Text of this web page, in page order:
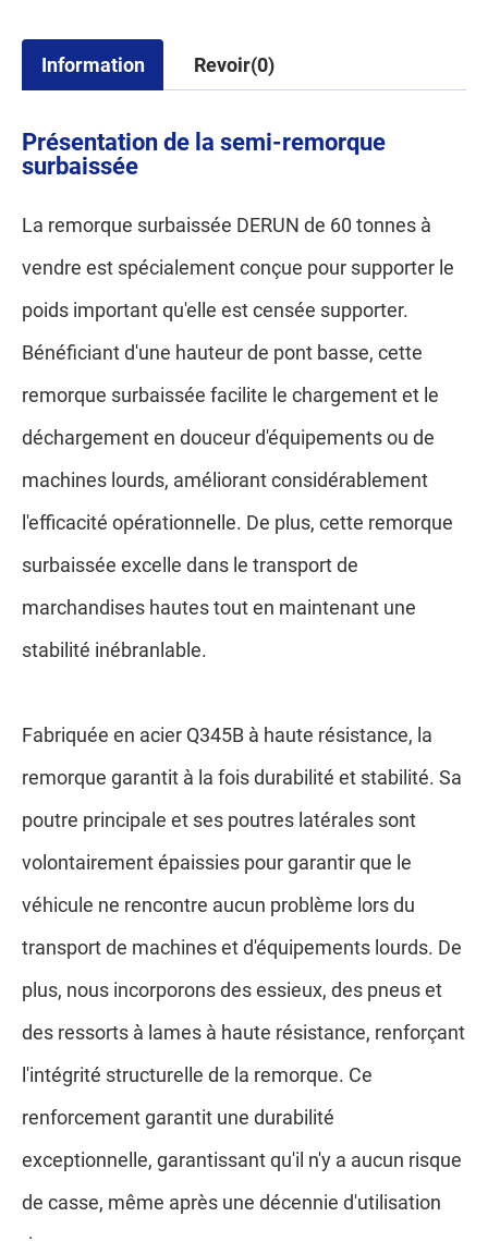
Information Revoir(0)
Présentation de la semi-remorque
surbaissée
La remorque surbaissée DERUN de 60 tonnes à
vendre est spécialement conçue pour supporter le
poids important qu'elle est censée supporter.
Bénéficiant d'une hauteur de pont basse, cette
remorque surbaissée facilite le chargement et le
déchargement en douceur d'équipements ou de
machines lourds, améliorant considérablement
l'efficacité opérationnelle. De plus, cette remorque
surbaissée excelle dans le transport de
marchandises hautes tout en maintenant une
stabilité inébranlable.
Fabriquée en acier Q345B à haute résistance, la
remorque garantit à la fois durabilité et stabilité. Sa
poutre principale et ses poutres latérales sont
volontairement épaissies pour garantir que le
véhicule ne rencontre aucun problème lors du
transport de machines et d'équipements lourds. De
plus, nous incorporons des essieux, des pneus et
des ressorts à lames à haute résistance, renforçant
l'intégrité structurelle de la remorque. Ce
renforcement garantit une durabilité
exceptionnelle, garantissant qu'il n'y a aucun risque
de casse, même après une décennie d'utilisation